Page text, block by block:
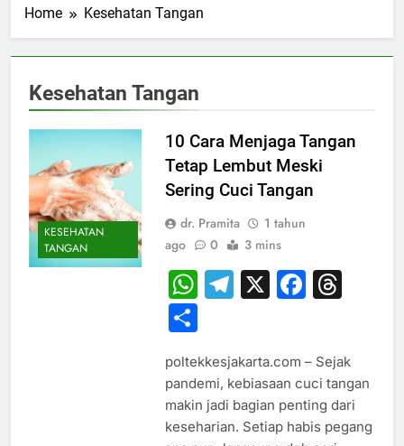
Home Kesehatan Tangan
Kesehatan Tangan
KESEHATAN
TANGAN
10 Cara Menjaga Tangan
Tetap Lembut Meski
Sering Cuci Tangan
dr. Pramita
1 tahun
ago
0 3 mins
WhatsApp
Telegram
X
Share
poltekkesjakarta.com – Sejak
pandemi, kebiasaan cuci tangan
makin jadi bagian penting dari
keseharian. Setiap habis pegang